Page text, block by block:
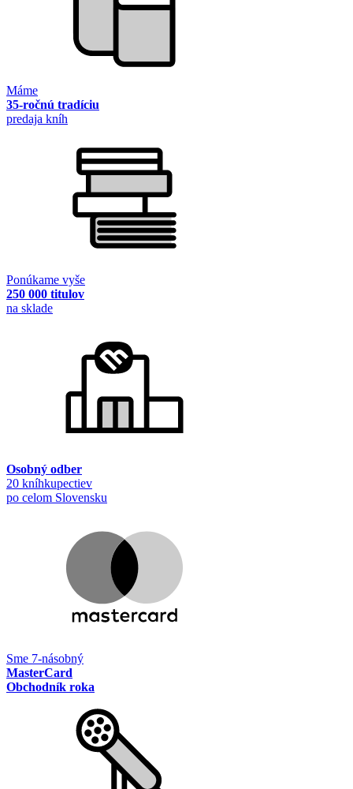
Máme
35-ročnú tradíciu
predaja kníh
Ponúkame vyše
250 000 titulov
na sklade
Osobný odber
20 kníhkupectiev
po celom Slovensku
Sme 7-násobný
MasterCard
Obchodník roka